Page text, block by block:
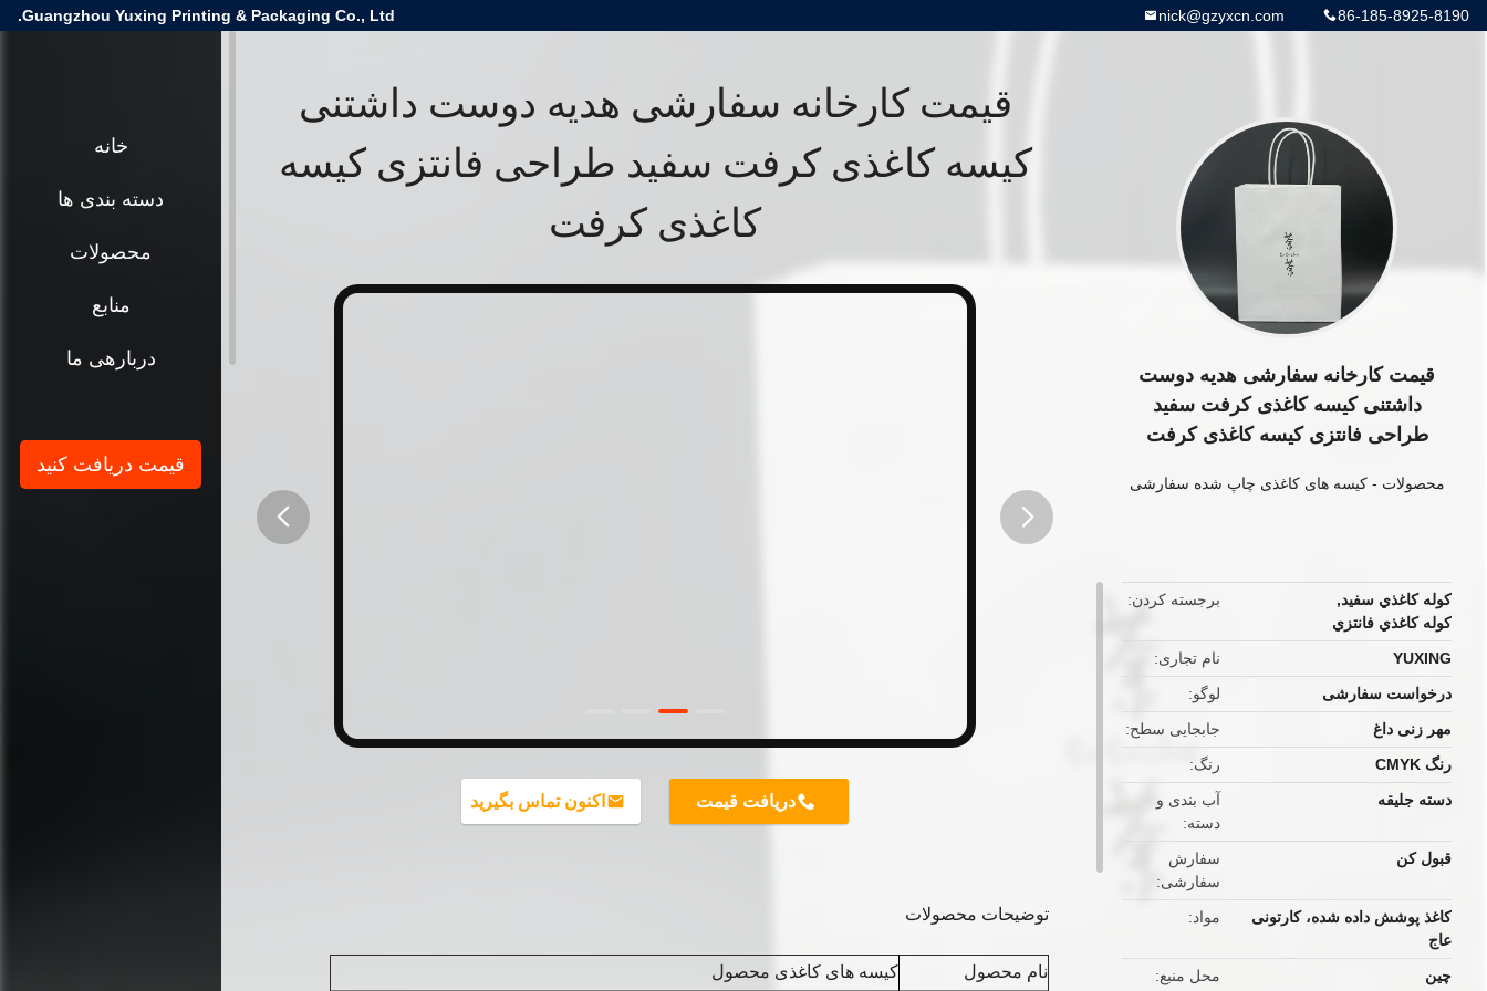
Guangzhou Yuxing Printing & Packaging Co., Ltd. 86-185-8925-8190
nick@gzyxcn.com
قیمت کارخانه سفارشی هدیه دوست
داشتنی کیسه کاغذی کرفت سفید
طراحی فانتزی کیسه کاغذی کرفت
محصولات -کیسه های کاغذی چاپ شده سفارشی
برجسته کردن کوله کاغذي سفيد,
کوله کاغذي فانتزي
نام تجاری
YUXING
لوگو
درخواست سفارشی
جابجایی سطح
مهر زنی داغ
رنگ
رنگ CMYK
آب بندی و
دسته
دسته جلیقه
سفارش
سفارشی
قبول کن
مواد
کاغذ پوشش داده شده، کارتونی
عاج
محل منبع
چین
قیمت کارخانه سفارشی هدیه دوست داشتنی
کیسه کاغذی کرفت سفید طراحی فانتزی کیسه
کاغذی کرفت
دریافت قیمت اکنون تماس بگیرید
توضیحات محصولات
نام محصول کیسه های کاغذی محصول
خانه
دسته بندی ها
محصولات
منابع
دربارهی ما
قیمت دریافت کنید